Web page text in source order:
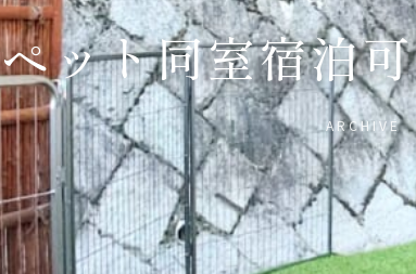
ペット同室宿泊
ARCHIVE